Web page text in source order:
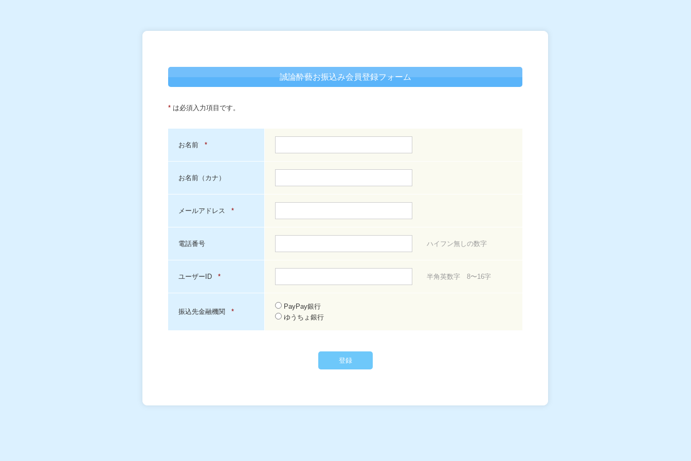
誠論酔藝お振込み会員登録フォーム
* は必須入力項目です。
お名前 *
お名前（カナ）
メールアドレス *
電話番号 ハイフン無しの数字
ユーザーID * 半角英数字 8〜16字
振込先金融機関 *
PayPay銀行
ゆうちょ銀行